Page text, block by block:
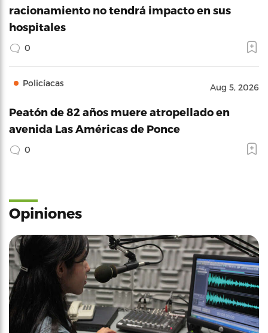
racionamiento no tendrá impacto en sus
hospitales
0
Policíacas Aug 5, 2026
Peatón de 82 años muere atropellado en
avenida Las Américas de Ponce
0
Opiniones